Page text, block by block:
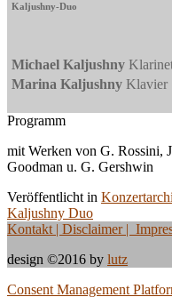
Kaljushny-Duo
Michael Kaljushny
Marina Kaljushny Klavier
Programm
mit Werken von G. Rossini,
Goodman u. G. Gershwin
Veröffentlicht in
Kaljushny Duo
Kontakt | Disclaimer |
design ©2016 by lutz
Consent Management